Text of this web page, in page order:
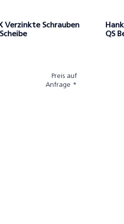
Verzinkte Schrauben
Preis auf
Anfrage *
QS